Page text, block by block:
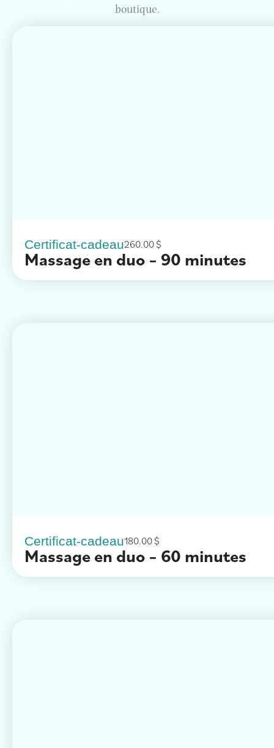
boutique.
Certificat-cadeau260.00$
Massage en duo – 90 minutes
Certificat-cadeau180.00$
Massage en duo – 60 minutes